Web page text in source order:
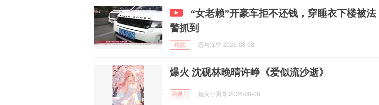
“女老赖”开豪车拒不还钱，穿睡衣下楼被法
警抓到
视频 恋与深空 2026-08-08
爆火 沈砚林晚晴许峥《爱似流沙逝》
网易号 烟火小厨哥 2026-08-08